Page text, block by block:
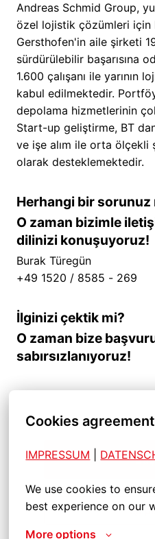
Cookies agreement
IMPRESSUM
We use cookies to
best experience on our
More options
Andreas Schmid Group,
özel lojistik çözümleri için
Gersthofen'in aile şirketi
sürdürülebilir başarısına
1.600 çalışanı ile yarının
kabul edilmektedir.
depolama hizmetlerinin
Start-up geliştirme, BT
ve işe alım ile orta ölçekli
olarak desteklemektedir.
Herhangi bir sorunuz
O zaman bizimle
dilinizi konuşuyoruz!
Burak Türegün
+49 1520 / 8585 - 269
İlginizi çektik mi?
O zaman bize
sabırsızlanıyoruz!
İşi